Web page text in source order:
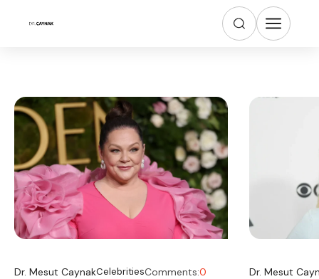
Dr. Mesut CaynakCelebrities 0
Comments:
Dr. Mesut